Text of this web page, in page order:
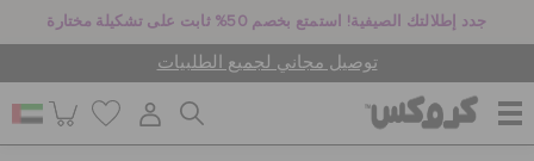
جدد إطلالتك الصيفية! استمتع بخصم 50% ثابت على تشكيلة مختارة
توصيل مجاني لجميع الطلبيات